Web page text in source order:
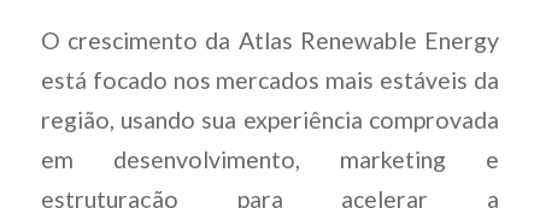
O crescimento da Atlas Renewable Energy
está focado nos mercados mais estáveis da
região, usando sua experiência comprovada
em desenvolvimento, marketing e
estruturação para acelerar a